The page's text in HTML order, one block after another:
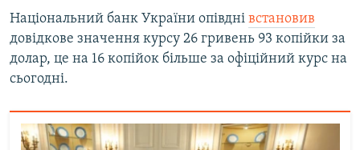
Національний банк України опівдні встановив
довідкове значення курсу 26 гривень 93 копійки за
долар, це на 16 копійок більше за офіційний курс на
сьогодні.